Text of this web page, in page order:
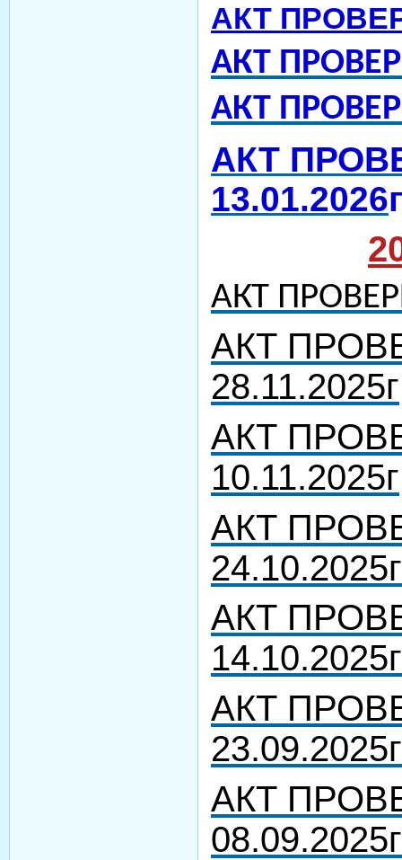
АКТ
АКТ
АКТ
АКТ
13.01.2026г
АКТ
АКТ
28.11.2025г
АКТ
10.11.2025г
АКТ
24.10.2025г
АКТ
14.10.2025г
АКТ
23.09.2025г
АКТ
08.09.2025г